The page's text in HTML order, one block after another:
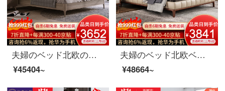
夫婦のベッド北欧の布芸のダブルベッド1.8メートルの近代的な簡単なベッドルームのベッドの木の中の枠の逸品の家具のベッド+マットレスの1800*2000
¥45404~
夫婦のベッド北欧ベッドの実木のダブルベッド1.8メートル現代簡単なベッドルームの皮芸ベッドの家具のベッド+マットレス+マットレスの1つ1800*2000
¥48664~